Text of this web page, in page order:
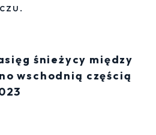
śnieżycy między
wschodnią częścią